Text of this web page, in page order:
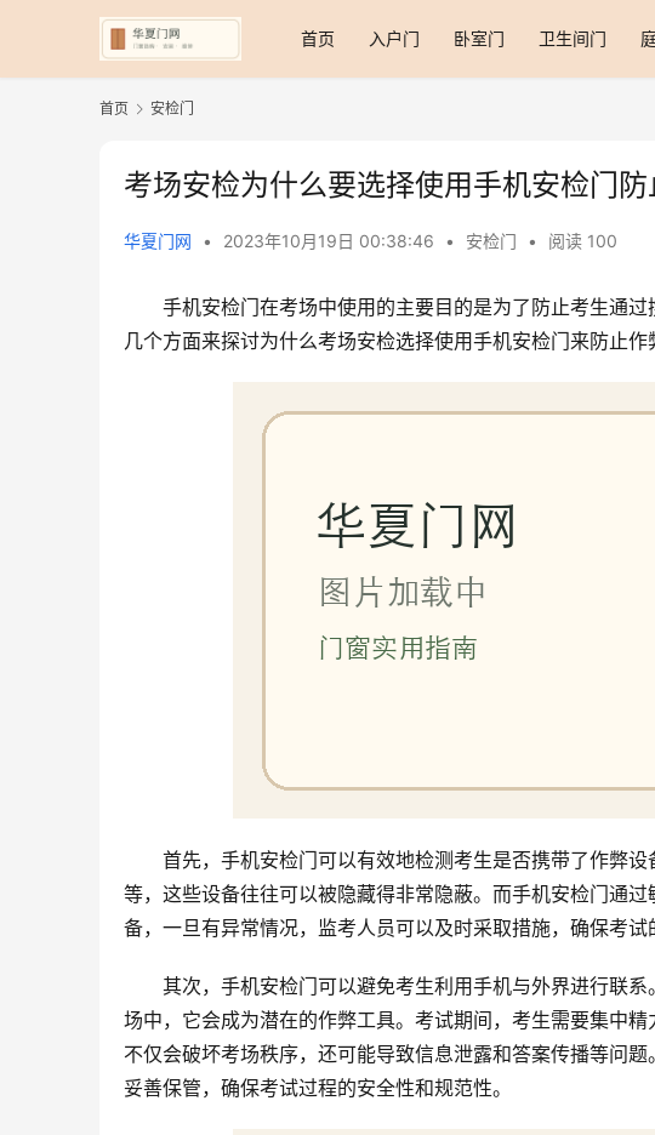
首页 入户门 卧室门 卫生间门
首页 安检门
考场安检为什么要选择使用手机安检门防
华夏门网 • 2023年10月19日 00:38:46 • 安检门 • 阅读 100
手机安检门在考场中使用的主要目的是为了防止考生通
几个方面来探讨为什么考场安检选择使用手机安检门来防止作
首先，手机安检门可以有效地检测考生是否携带了作弊
等，这些设备往往可以被隐藏得非常隐蔽。而手机安检门通
备，一旦有异常情况，监考人员可以及时采取措施，确保考试
其次，手机安检门可以避免考生利用手机与外界进行联
场中，它会成为潜在的作弊工具。考试期间，考生需要集中
不仅会破坏考场秩序，还可能导致信息泄露和答案传播等问
妥善保管，确保考试过程的安全性和规范性。